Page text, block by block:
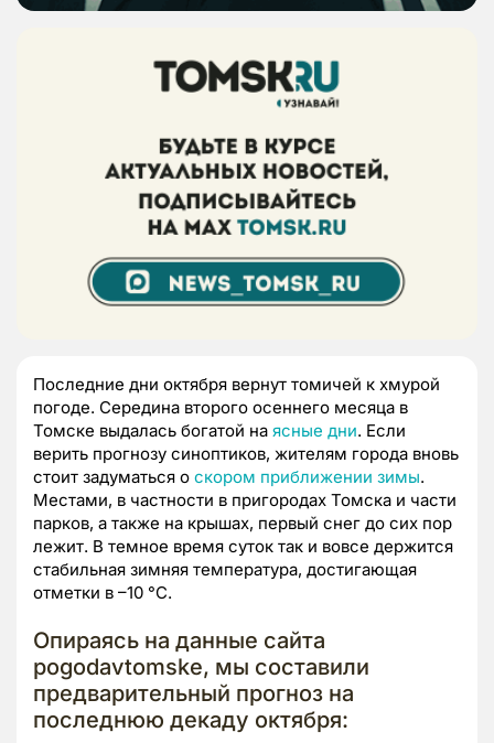
Последние дни октября вернут томичей к хмурой
погоде. Середина второго осеннего месяца в
Томске выдалась богатой на ясные дни. Если
верить прогнозу синоптиков, жителям города вновь
стоит задуматься о скором приближении зимы.
Местами, в частности в пригородах Томска и части
парков, а также на крышах, первый снег до сих пор
лежит. В темное время суток так и вовсе держится
стабильная зимняя температура, достигающая
отметки в –10 °C.
Опираясь на данные сайта
pogodavtomske, мы составили
предварительный прогноз на
последнюю декаду октября: